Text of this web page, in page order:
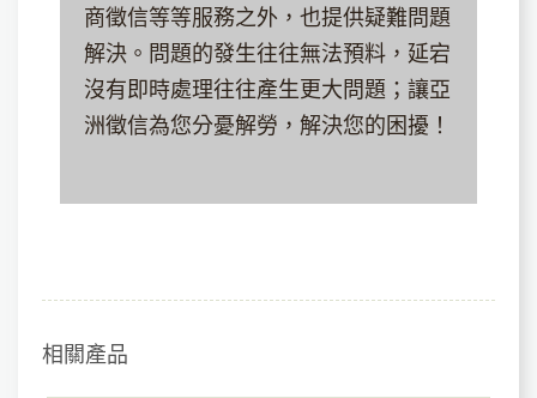
商徵信等等服務之外，也提供疑難問題
解決。問題的發生往往無法預料，延宕
沒有即時處理往往產生更大問題；讓亞
洲徵信為您分憂解勞，解決您的困擾！
相關產品